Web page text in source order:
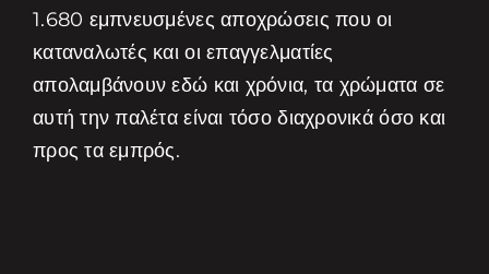
1.680 εμπνευσμένες αποχρώσεις που οι
καταναλωτές και οι επαγγελματίες
απολαμβάνουν εδώ και χρόνια, τα χρώματα σε
αυτή την παλέτα είναι τόσο διαχρονικά όσο και
προς τα εμπρός.